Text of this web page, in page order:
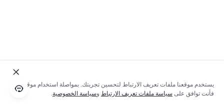
يستخدم موقعنا ملفات تعريف الارتباط لتحسين تجربتك. بمواصلة استخدام موقعنا؛
فأنت توافق على سياسة ملفات تعريف الارتباط وسياسة الخصوصية.